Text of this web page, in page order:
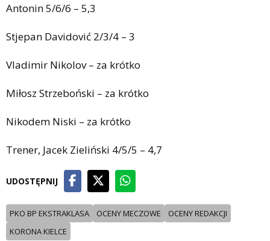
Antonin 5/6/6 – 5,3
Stjepan Davidović 2/3/4 – 3
Vladimir Nikolov – za krótko
Miłosz Strzeboński – za krótko
Nikodem Niski – za krótko
Trener, Jacek Zieliński 4/5/5 – 4,7
UDOSTĘPNIJ
PKO BP EKSTRAKLASA OCENY MECZOWE
OCENY REDAKCJI
KORONA KIELCE